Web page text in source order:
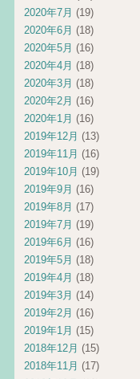
2020年7月 (19)
2020年6月 (18)
2020年5月 (16)
2020年4月 (18)
2020年3月 (18)
2020年2月 (16)
2020年1月 (16)
2019年12月 (13)
2019年11月 (16)
2019年10月 (19)
2019年9月 (16)
2019年8月 (17)
2019年7月 (19)
2019年6月 (16)
2019年5月 (18)
2019年4月 (18)
2019年3月 (14)
2019年2月 (16)
2019年1月 (15)
2018年12月 (15)
2018年11月 (17)